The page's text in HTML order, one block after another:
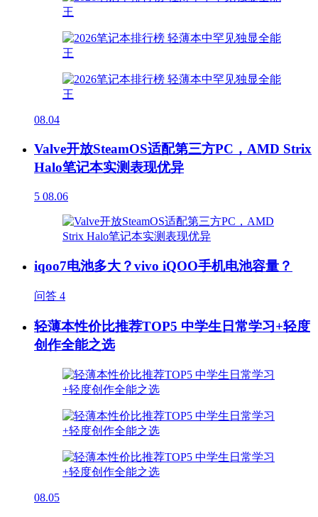
08.04
Valve开放SteamOS适配第三方PC，AMD Strix
Halo笔记本实测表现优异
5 08.06
iqoo7电池多大？vivo iQOO手机电池容量？
问答 4
轻薄本性价比推荐TOP5 中学生日常学习+轻度
创作全能之选
08.05